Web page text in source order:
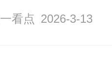
看点 2026-3-13